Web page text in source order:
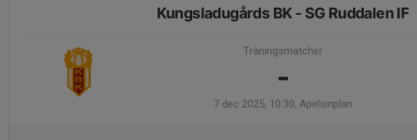
Kungsladugårds BK - SG Ruddalen IF
Träningsmatcher
-
7 dec 2025, 10:30, Apelsinplan